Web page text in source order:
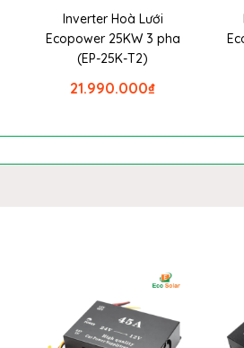
Inverter Hoà Lưới
Ecopower 25KW 3 pha
(EP-25K-T2)
₫
21.990.000